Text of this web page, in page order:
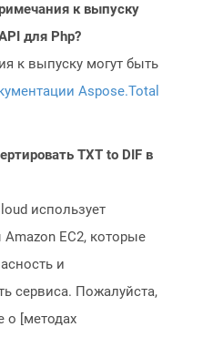
к выпуску
для Php?
к выпуску могут быть
Aspose.Total
TXT to DIF в
использует
EC2, которые
и
сервиса. Пожалуйста,
о [методах